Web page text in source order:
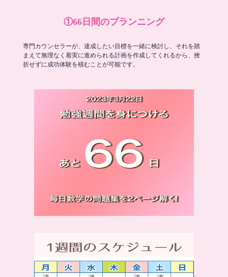
①66日間のプランニング
専門カウンセラーが、達成したい目標を一緒に検討し、それを踏
まえて無理なく着実に進められる計画を作成してくれるから、挫
折せずに成功体験を積むことが可能です。